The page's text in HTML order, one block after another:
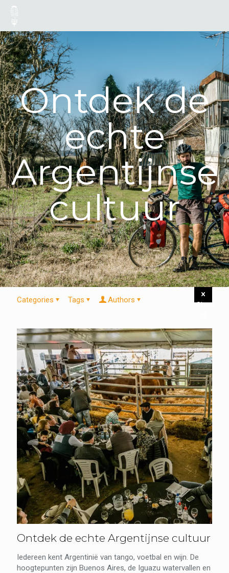
Ontdek de
echte
Argentijnse
cultuur
Categories Tags Authors
Show
Ontdek de echte Argentijnse cultuur
Iedereen kent Argentinië van tango, voetbal en wijn. De
hoogtepunten zijn Buenos Aires, de Iguazu watervallen en